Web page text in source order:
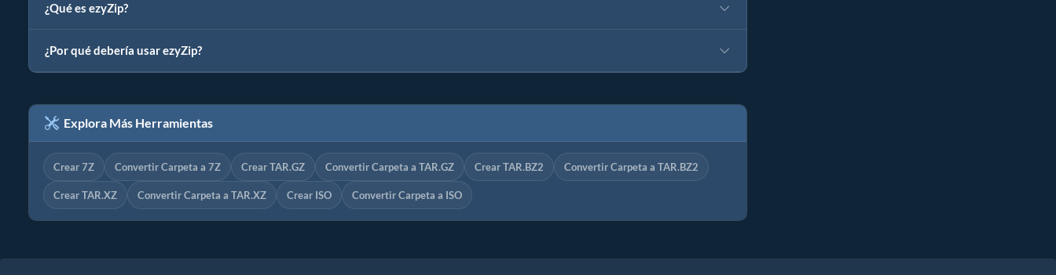
¿Qué es ezyZip?
¿Por qué debería usar ezyZip?
Explora Más Herramientas
Crear 7Z Convertir Carpeta a 7Z Crear TAR.GZ Convertir Carpeta a TAR.GZ Crear TAR.BZ2 Convertir Carpeta a TAR.BZ2
Crear TAR.XZ Convertir Carpeta a TAR.XZ Crear ISO Convertir Carpeta a ISO